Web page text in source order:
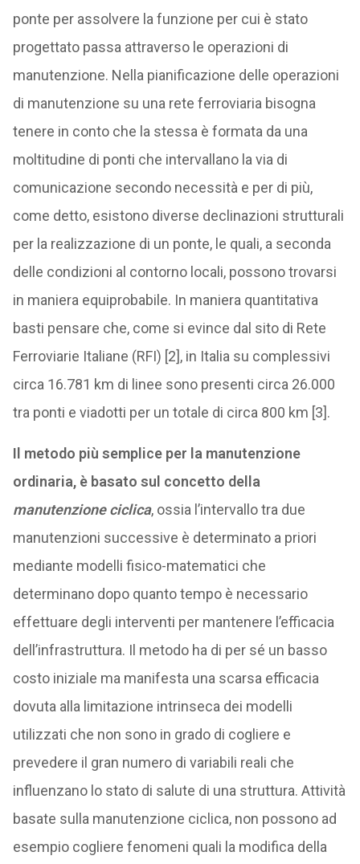
ponte per assolvere la funzione per cui è stato
progettato passa attraverso le operazioni di
manutenzione. Nella pianificazione delle operazioni
di manutenzione su una rete ferroviaria bisogna
tenere in conto che la stessa è formata da una
moltitudine di ponti che intervallano la via di
comunicazione secondo necessità e per di più,
come detto, esistono diverse declinazioni strutturali
per la realizzazione di un ponte, le quali, a seconda
delle condizioni al contorno locali, possono trovarsi
in maniera equiprobabile. In maniera quantitativa
basti pensare che, come si evince dal sito di Rete
Ferroviarie Italiane (RFI) [2], in Italia su complessivi
circa 16.781 km di linee sono presenti circa 26.000
tra ponti e viadotti per un totale di circa 800 km [3].
Il metodo più semplice per la manutenzione
ordinaria, è basato sul concetto della
manutenzione ciclica, ossia l’intervallo tra due
manutenzioni successive è determinato a priori
mediante modelli fisico-matematici che
determinano dopo quanto tempo è necessario
effettuare degli interventi per mantenere l’efficacia
dell’infrastruttura. Il metodo ha di per sé un basso
costo iniziale ma manifesta una scarsa efficacia
dovuta alla limitazione intrinseca dei modelli
utilizzati che non sono in grado di cogliere e
prevedere il gran numero di variabili reali che
influenzano lo stato di salute di una struttura. Attività
basate sulla manutenzione ciclica, non possono ad
esempio cogliere fenomeni quali la modifica della